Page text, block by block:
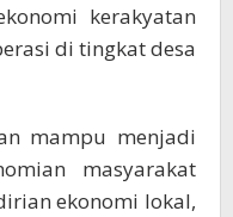
kerakyatan
di tingkat desa
mampu menjadi
masyarakat
ekonomi lokal,